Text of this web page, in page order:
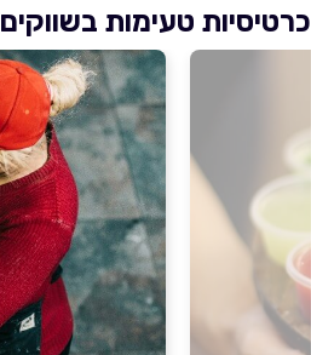
כרטיסיות טעימות בשווקים